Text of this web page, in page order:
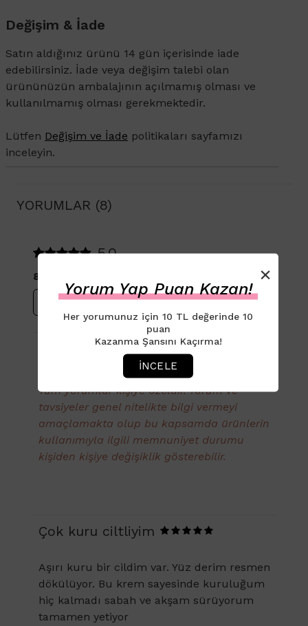
Değişim & İade
Satın aldığınız ürünü 14 gün içerisinde iade
edebilirsiniz. İade veya değişim talebi olan
ürününüzün ambalajının açılmamış olması ve
kullanılmamış olması gerekmektedir.
Lütfen Değişim ve İade politikaları sayfamızı
inceleyin.
YORUMLAR (8)
5.0
8 Yorum
Yorum Yap
Müşteri Yorumları
Tüm yorumlar kişiye özeldir. Yorum ve
tavsiyeler genel nitelikte bilgi vermeyi
amaçlamakta olup bu kapsamda ürünlerin
kullanımıyla ilgili memnuniyet durumu
kişiden kişiye değişiklik gösterebilir.
Çok kuru ciltliyim
Aşırı kuru bir cildim var. Yüz derim resmen
dökülüyor. Bu krem sayesinde kuruluğum
hiç kalmadı sabah ve akşam sürüyorum
tamamen yetiyor
×
Yorum Yap Puan Kazan!
Her yorumunuz için 10 TL değerinde 10
puan
Kazanma Şansını Kaçırma!
İNCELE